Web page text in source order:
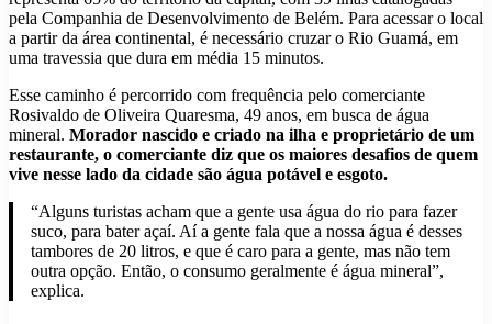
pela Companhia de Desenvolvimento de Belém. Para acessar o local
a partir da área continental, é necessário cruzar o Rio Guamá, em
uma travessia que dura em média 15 minutos.
Esse caminho é percorrido com frequência pelo comerciante
Rosivaldo de Oliveira Quaresma, 49 anos, em busca de água
mineral. Morador nascido e criado na ilha e proprietário de um
restaurante, o comerciante diz que os maiores desafios de quem
vive nesse lado da cidade são água potável e esgoto.
“Alguns turistas acham que a gente usa água do rio para fazer
suco, para bater açaí. Aí a gente fala que a nossa água é desses
tambores de 20 litros, e que é caro para a gente, mas não tem
outra opção. Então, o consumo geralmente é água mineral”,
explica.